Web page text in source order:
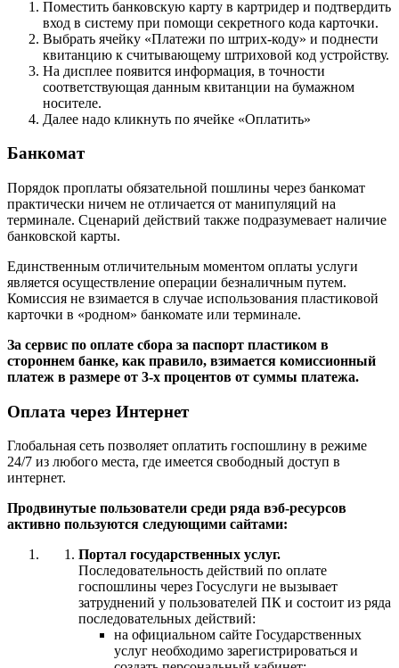
Поместить банковскую карту в картридер и подтвердить
вход в систему при помощи секретного кода карточки.
Выбрать ячейку «Платежи по штрих-коду» и поднести
квитанцию к считывающему штриховой код устройству.
На дисплее появится информация, в точности
соответствующая данным квитанции на бумажном
носителе.
Далее надо кликнуть по ячейке «Оплатить»
Банкомат
Порядок проплаты обязательной пошлины через банкомат
практически ничем не отличается от манипуляций на
терминале. Сценарий действий также подразумевает наличие
банковской карты.
Единственным отличительным моментом оплаты услуги
является осуществление операции безналичным путем.
Комиссия не взимается в случае использования пластиковой
карточки в «родном» банкомате или терминале.
За сервис по оплате сбора за паспорт пластиком в
стороннем банке, как правило, взимается комиссионный
платеж в размере от 3-х процентов от суммы платежа.
Оплата через Интернет
Глобальная сеть позволяет оплатить госпошлину в режиме
24/7 из любого места, где имеется свободный доступ в
интернет.
Продвинутые пользователи среди ряда вэб-ресурсов
активно пользуются следующими сайтами:
Портал государственных услуг.
Последовательность действий по оплате
госпошлины через Госуслуги не вызывает
затруднений у пользователей ПК и состоит из ряда
последовательных действий:
на официальном сайте Государственных
услуг необходимо зарегистрироваться и